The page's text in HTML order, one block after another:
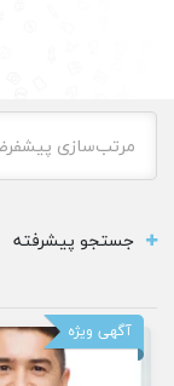
مرتب‌سازی
جستجو پیشرفته
آگهی ویژه